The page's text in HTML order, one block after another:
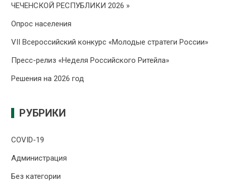
ЧЕЧЕНСКОЙ РЕСПУБЛИКИ 2026 »
Опрос населения
VII Всероссийский конкурс «Молодые стратеги России»
Пресс-релиз «Неделя Российского Ритейла»
Решения на 2026 год
РУБРИКИ
COVID-19
Администрация
Без категории